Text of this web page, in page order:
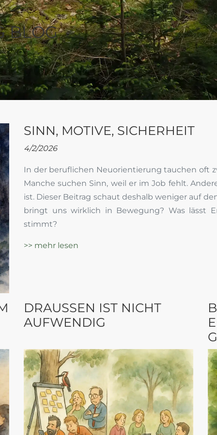
BLOG
SINN, MOTIVE, SICHERHEIT
4/2/2026
In der beruflichen Neuorientierung tauchen oft
Manche suchen Sinn, weil er im Job fehlt.
ist. Dieser Beitrag schaut deshalb weniger auf
bringt uns wirklich in Bewegung? Was lässt
stimmt?
>> mehr lesen
DRAUSSEN IST NICHT A
UFWENDIG